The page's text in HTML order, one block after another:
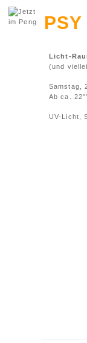
Licht-
(und
Samstag,
Ab ca.
UV-Licht,